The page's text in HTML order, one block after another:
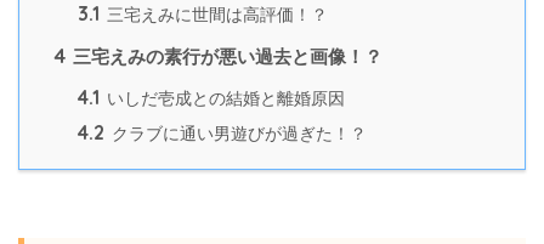
3.1 三宅えみに世間は高評価！？
4 三宅えみの素行が悪い過去と画像！？
4.1 いしだ壱成との結婚と離婚原因
4.2 クラブに通い男遊びが過ぎた！？